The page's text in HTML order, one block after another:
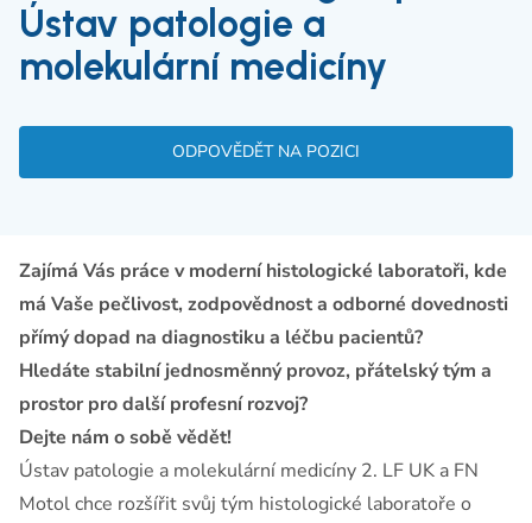
Ústav patologie a
molekulární medicíny
ODPOVĚDĚT NA POZICI
Zajímá Vás práce v moderní histologické laboratoři, kde
má Vaše pečlivost, zodpovědnost a odborné dovednosti
přímý dopad na diagnostiku a léčbu pacientů?
Hledáte stabilní jednosměnný provoz, přátelský tým a
prostor pro další profesní rozvoj?
Dejte nám o sobě vědět!
Ústav patologie a molekulární medicíny 2. LF UK a FN
Motol chce rozšířit svůj tým histologické laboratoře o